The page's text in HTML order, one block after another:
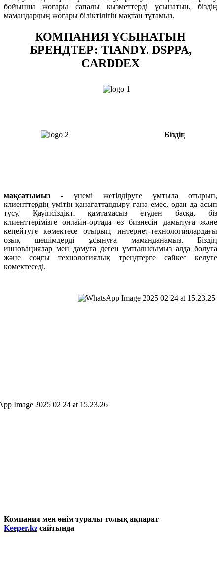
бойынша жоғары сапалы қызметтерді ұсынатын, біздің
мамандардың жоғары біліктілігін мақтан тұтамыз.
КОМПАНИЯ ҰСЫНАТЫН
БРЕНДТЕР: TIANDY. DSPPA,
CARDDEX
Біздің
мақсатымыз - үнемі жетілдіруге ұмтыла отырып,
клиенттердің үмітін қанағаттандыру ғана емес, одан да асып
түсу. Қауіпсіздікті қамтамасыз етуден басқа, біз
клиенттерімізге онлайн-ортада өз бизнесін дамытуға және
кеңейтуге көмектесе отырып, интернет-технологиялардағы
озық шешімдерді ұсынуға маманданамыз. Біздің
инновациялар мен дамуға деген ұмтылысымыз алда болуға
және соңғы технологиялық трендтерге сәйкес келуге
көмектеседі.
Компания мен өнім туралы толық ақпарат
Keeper.kz сайтында